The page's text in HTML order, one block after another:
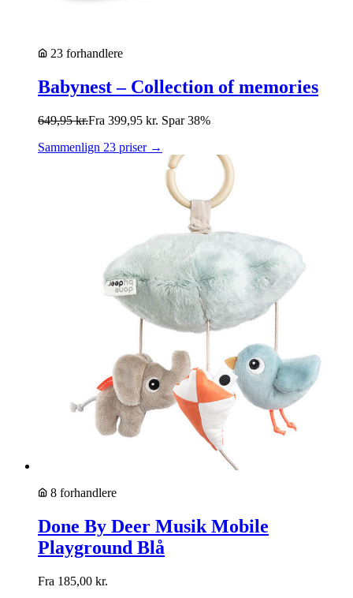
23 forhandlere
Babynest – Collection of memories
649,95kr.Fra 399,95 kr. Spar 38%
Sammenlign 23 priser →
8 forhandlere
Done By Deer Musik Mobile
Playground Blå
Fra 185,00 kr.